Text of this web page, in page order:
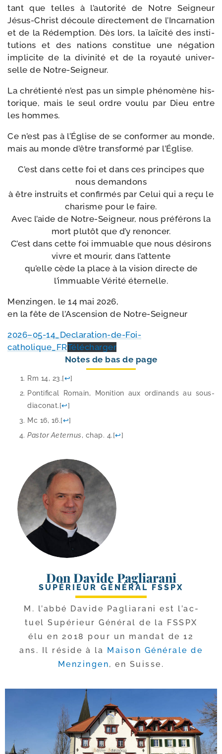
tant que telles à l’autorité de Notre Seigneur
Jésus-​Christ découle direc­te­ment de l’Incarnation
et de la Rédemption. Dès lors, la laï­ci­té des ins­ti­
tu­tions et des nations consti­tue une néga­tion
impli­cite de la divi­ni­té et de la royau­té uni­ver­
selle de Notre-Seigneur.
La chré­tien­té n’est pas un simple phé­no­mène his­
to­rique, mais le seul ordre vou­lu par Dieu entre
les hommes.
Ce n’est pas à l’Église de se confor­mer au monde,
mais au monde d’être trans­for­mé par l’Église.
C’est dans cette foi et dans ces prin­cipes que
nous deman­dons
à être ins­truits et confir­més par Celui qui a reçu le
cha­risme pour le faire.
Avec l’aide de Notre-​Seigneur, nous pré­fé­rons la
mort plu­tôt que d’y renon­cer.
C’est dans cette foi immuable que nous dési­rons
vivre et mou­rir, dans l’attente
qu’elle cède la place à la vision directe de
l’immuable Vérité éternelle.
Menzingen, le 14 mai 2026,
en la fête de l’Ascension de Notre-Seigneur
2026–05-14_Declaration-de-Foi-
catholique_FRTélécharger
Notes de bas de page
Rm 14, 23.[↩]
Pontifical Romain, Monition aux ordi­nands au sous-​
diaconat.[↩]
Mc 16, 16.[↩]
Pastor Aeternus, chap. 4.[↩]
Don Davide Pagliarani
SUPÉRIEUR GÉNÉRAL FSSPX
M. l’ab­bé Davide Pagliarani est l’ac­
tuel Supérieur Général de la FSSPX
élu en 2018 pour un man­dat de 12
ans. Il réside à la Maison Générale de
Menzingen, en Suisse.